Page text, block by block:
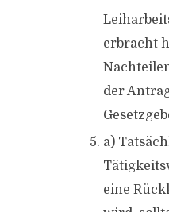
erbracht
der
a)
eine